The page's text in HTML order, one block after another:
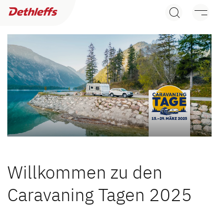
Wohnmobile
Camper Vans
Dethleffs Original Zubehör
Dethleffs Versprechen
Reiselust
Willkommen zu den
Caravaning Tagen 2025
Händlersuche